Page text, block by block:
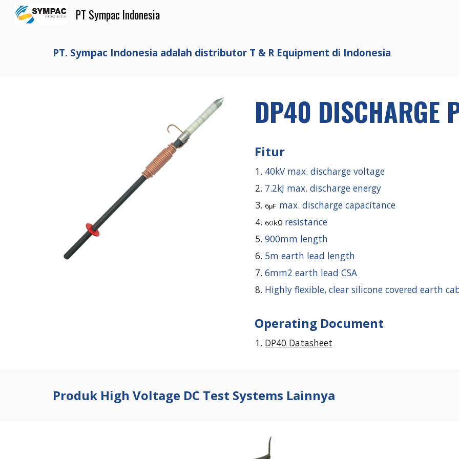
PT Sympac Indonesia
PT. Sympac Indonesia adalah distributor T & R Equipment di Indonesia
DP40 DISCHARGE
Fitur
40kV max. discharge voltage
7.2kJ max. discharge energy
6μF max. discharge capacitance
60kΩ resistance
900mm length
5m earth lead length
6mm2 earth lead CSA
Highly flexible, clear silicone covered earth
Operating Document
DP40 Datasheet
Produk High Voltage DC Test Systems Lainnya